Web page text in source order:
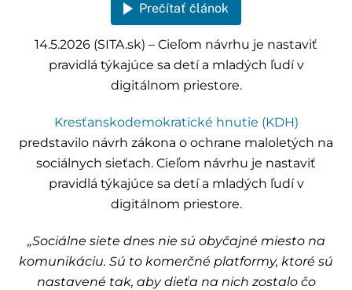
Prečítať článok
14.5.2026 (SITA.sk) – Cieľom návrhu je nastaviť
pravidlá týkajúce sa detí a mladých ľudí v
digitálnom priestore.
Kresťanskodemokratické hnutie (KDH)
predstavilo návrh zákona o ochrane maloletých na
sociálnych sieťach. Cieľom návrhu je nastaviť
pravidlá týkajúce sa detí a mladých ľudí v
digitálnom priestore.
„Sociálne siete dnes nie sú obyčajné miesto na
komunikáciu. Sú to komerčné platformy, ktoré sú
nastavené tak, aby dieťa na nich zostalo čo